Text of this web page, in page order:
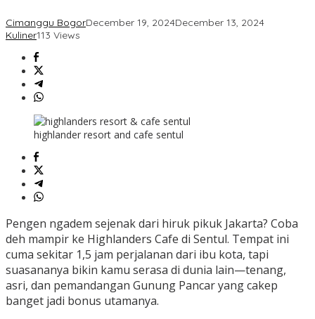
Cimanggu BogorDecember 19, 2024December 13, 2024
Kuliner113 Views
highlander resort and cafe sentul
Pengen ngadem sejenak dari hiruk pikuk Jakarta? Coba
deh mampir ke Highlanders Cafe di Sentul. Tempat ini
cuma sekitar 1,5 jam perjalanan dari ibu kota, tapi
suasananya bikin kamu serasa di dunia lain—tenang,
asri, dan pemandangan Gunung Pancar yang cakep
banget jadi bonus utamanya.